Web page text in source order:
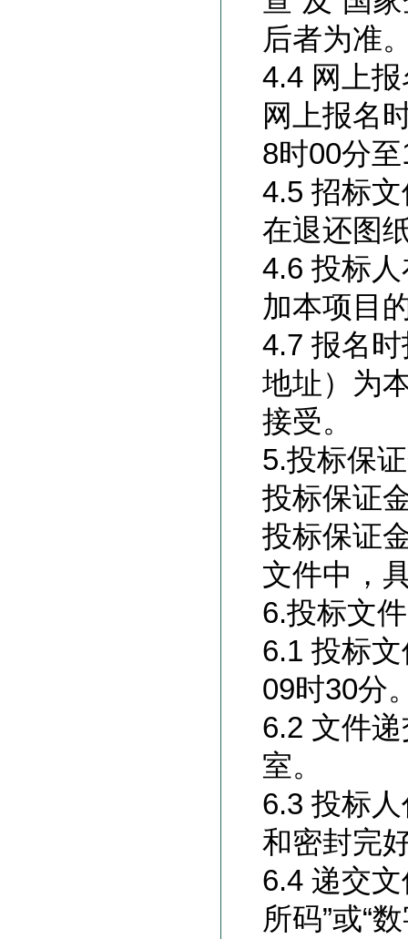
后者为准
4.4 网上
网上报名
8时00分
4.5 招标
在退还图
4.6 投标
加本项目
4.7 报名
地址）为
接受。
5.投标保
投标保证
投标保证
文件中，
6.投标文
6.1 投标
09时30分
6.2 文件
室。
6.3 投标
和密封完
6.4 递交
所码”或“